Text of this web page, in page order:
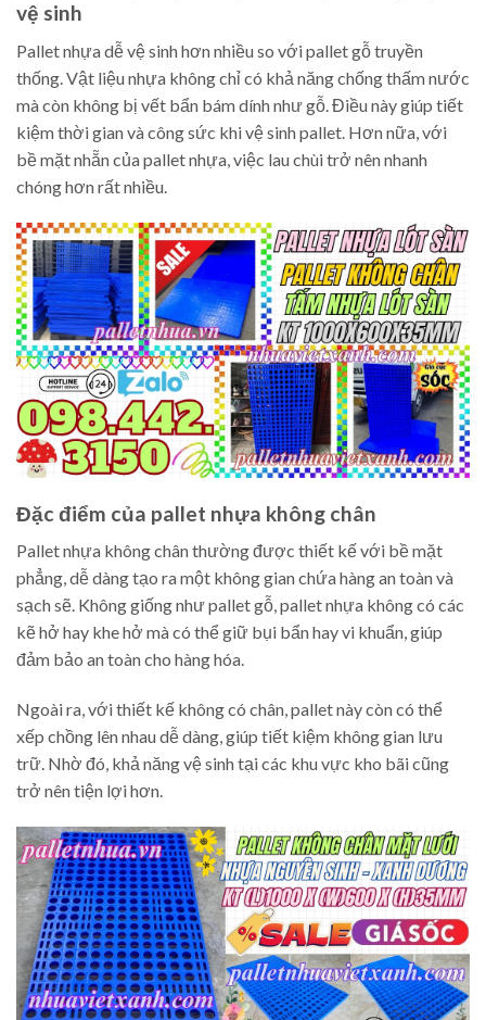
vệ sinh
Pallet nhựa dễ vệ sinh hơn nhiều so với pallet gỗ truyền
thống. Vật liệu nhựa không chỉ có khả năng chống thấm nước
mà còn không bị vết bẩn bám dính như gỗ. Điều này giúp tiết
kiệm thời gian và công sức khi vệ sinh pallet. Hơn nữa, với
bề mặt nhẵn của pallet nhựa, việc lau chùi trở nên nhanh
chóng hơn rất nhiều.
Đặc điểm của pallet nhựa không chân
Pallet nhựa không chân thường được thiết kế với bề mặt
phẳng, dễ dàng tạo ra một không gian chứa hàng an toàn và
sạch sẽ. Không giống như pallet gỗ, pallet nhựa không có các
kẽ hở hay khe hở mà có thể giữ bụi bẩn hay vi khuẩn, giúp
đảm bảo an toàn cho hàng hóa.
Ngoài ra, với thiết kế không có chân, pallet này còn có thể
xếp chồng lên nhau dễ dàng, giúp tiết kiệm không gian lưu
trữ. Nhờ đó, khả năng vệ sinh tại các khu vực kho bãi cũng
trở nên tiện lợi hơn.